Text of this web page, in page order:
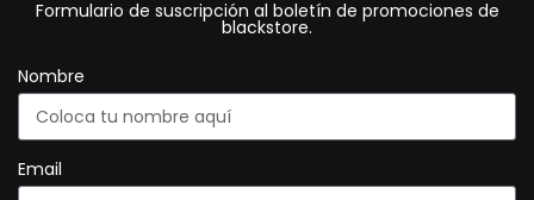
Formulario de suscripción al boletín de promociones de
blackstore.
Nombre
Email